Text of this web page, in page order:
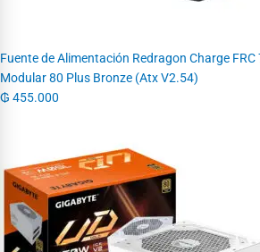
Fuente de Alimentación Redragon Charge FRC
Modular 80 Plus Bronze (Atx V2.54)
₲ 455.000